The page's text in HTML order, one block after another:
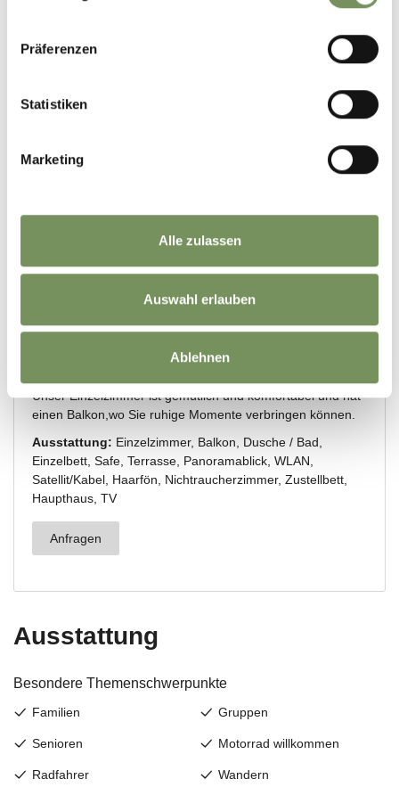
Präferenzen
Statistiken
Marketing
Alle zulassen
Auswahl erlauben
Ablehnen